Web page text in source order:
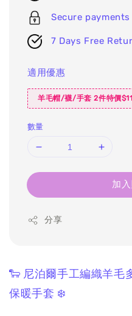
Secure payments
7 Days Free
適用優惠
羊毛帽/襪/手套 2件特價
數量
加
分享
🐑 尼泊爾手工編織羊毛
保暖手套 ❄️